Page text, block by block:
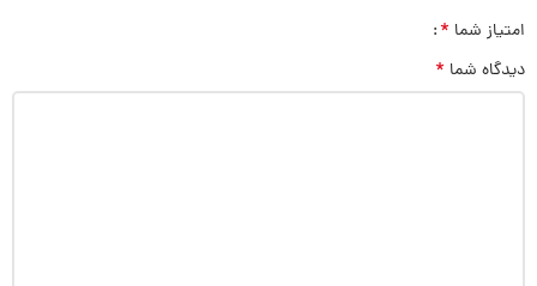
امتیاز شما *
دیدگاه شما *